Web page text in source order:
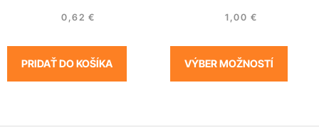
0,62 €
PRIDAŤ DO KOŠÍKA
1,00 €
VÝBER MOŽNOSTÍ